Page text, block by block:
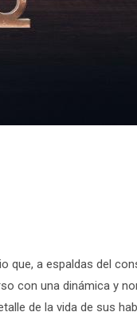
que, a espaldas del
con una dinámica y
de la vida de sus